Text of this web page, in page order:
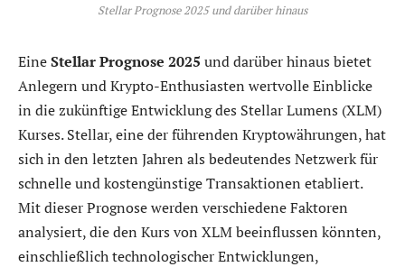
Stellar Prognose 2025 und darüber hinaus
EineStellar Prognose 2025 und darüber hinaus bietet
Anlegern und Krypto-Enthusiasten wertvolle Einblicke
in die zukünftige Entwicklung des Stellar Lumens (XLM)
Kurses. Stellar, eine der führenden Kryptowährungen, hat
sich in den letzten Jahren als bedeutendes Netzwerk für
schnelle und kostengünstige Transaktionen etabliert.
Mit dieser Prognose werden verschiedene Faktoren
analysiert, die den Kurs von XLM beeinflussen könnten,
einschließlich technologischer Entwicklungen,